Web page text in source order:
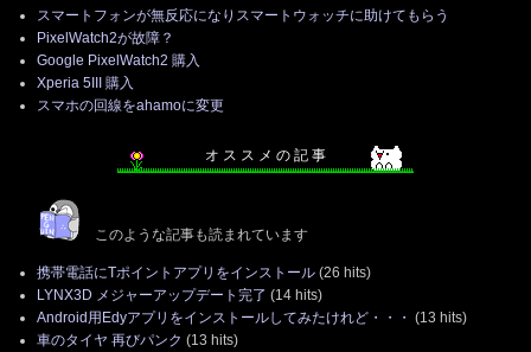
スマートフォンが無反応になりスマートウォッチに助けてもらう
PixelWatch2が故障？
Google PixelWatch2 購入
Xperia 5III 購入
スマホの回線をahamoに変更
オ ス ス メ の 記 事
このような記事も読まれています
携帯電話にTポイントアプリをインストール (26 hits)
LYNX3D メジャーアップデート完了 (14 hits)
Android用Edyアプリをインストールしてみたけれど・・・ (13 hits)
車のタイヤ 再びパンク (13 hits)